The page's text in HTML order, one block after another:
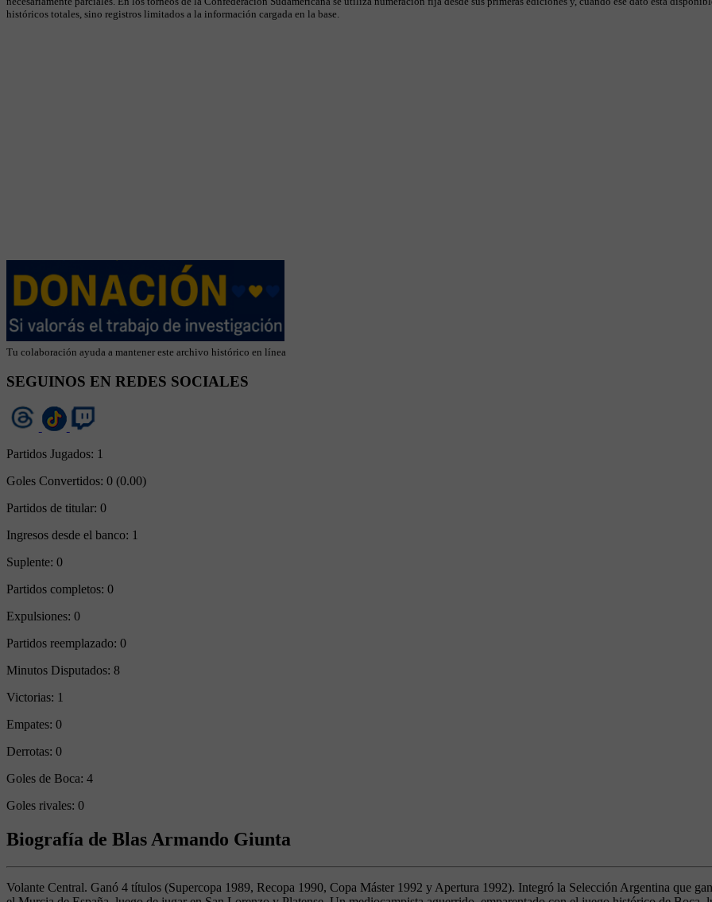
históricos totales, sino registros limitados a la información cargada en la base.
Tu colaboración ayuda a mantener este archivo histórico en línea
SEGUINOS EN REDES SOCIALES
Partidos Jugados: 1
Goles Convertidos: 0 (0.00)
Partidos de titular: 0
Ingresos desde el banco: 1
Suplente: 0
Partidos completos: 0
Expulsiones: 0
Partidos reemplazado: 0
Minutos Disputados: 8
Victorias: 1
Empates: 0
Derrotas: 0
Goles de Boca: 4
Goles rivales: 0
Biografía de Blas Armando Giunta
Volante Central. Ganó 4 títulos (Supercopa 1989, Recopa 1990, Copa Máster 1992 y Apertura 1992). Integró la Selección Argentina que